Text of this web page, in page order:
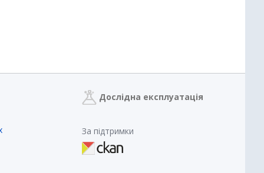
Дослідна експлуатація
За підтримки